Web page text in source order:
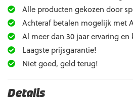
Alle producten gekozen door
Achteraf betalen mogelijk met
Al meer dan 30 jaar ervaring en
Laagste prijsgarantie!
Niet goed, geld terug!
Details